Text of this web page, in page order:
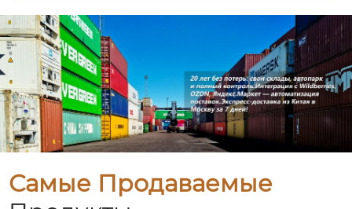
Самые Продаваемые